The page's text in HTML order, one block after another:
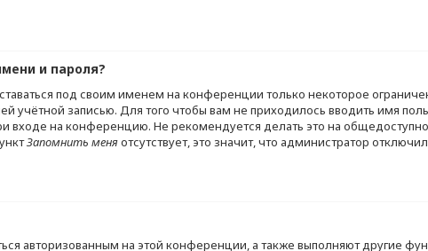
и пароля?
под своим именем на конференции только некоторое
учётной записью. Для того чтобы вам не приходилось вводить имя
входе на конференцию. Не рекомендуется делать это на
Запомнить меняотсутствует, это значит, что администратор
авторизованным на этой конференции, а также выполняют другие